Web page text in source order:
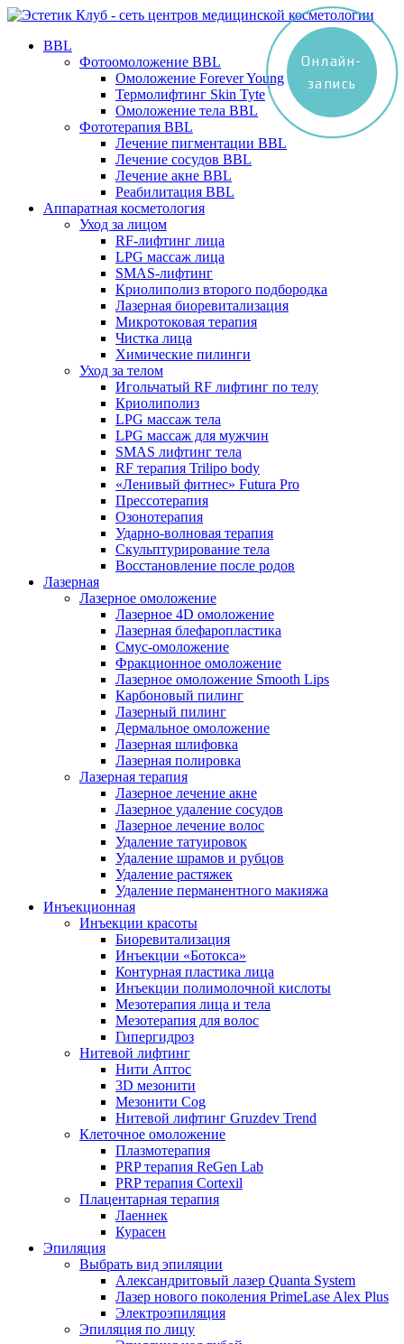
BBL
Фотоомоложение BBL
Омоложение Forever Young
Термолифтинг Skin Tyte
Омоложение тела BBL
Фототерапия BBL
Лечение пигментации BBL
Лечение сосудов BBL
Лечение акне BBL
Реабилитация BBL
Аппаратная косметология
Уход за лицом
RF-лифтинг лица
LPG массаж лица
SMAS-лифтинг
Криолиполиз второго подбородка
Лазерная биоревитализация
Микротоковая терапия
Чистка лица
Химические пилинги
Уход за телом
Игольчатый RF лифтинг по телу
Криолиполиз
LPG массаж тела
LPG массаж для мужчин
SMAS лифтинг тела
RF терапия Trilipo body
«Ленивый фитнес» Futura Pro
Прессотерапия
Озонотерапия
Ударно-волновая терапия
Скульптурирование тела
Восстановление после родов
Лазерная
Лазерное омоложение
Лазерное 4D омоложение
Лазерная блефаропластика
Смус-омоложение
Фракционное омоложение
Лазерное омоложение Smooth Lips
Карбоновый пилинг
Лазерный пилинг
Дермальное омоложение
Лазерная шлифовка
Лазерная полировка
Лазерная терапия
Лазерное лечение акне
Лазерное удаление сосудов
Лазерное лечение волос
Удаление татуировок
Удаление шрамов и рубцов
Удаление растяжек
Удаление перманентного макияжа
Инъекционная
Инъекции красоты
Биоревитализация
Инъекции «Ботокса»
Контурная пластика лица
Инъекции полимолочной кислоты
Мезотерапия лица и тела
Мезотерапия для волос
Гипергидроз
Нитевой лифтинг
Нити Аптос
3D мезонити
Мезонити Cog
Нитевой лифтинг Gruzdev Trend
Клеточное омоложение
Плазмотерапия
PRP терапия ReGen Lab
PRP терапия Cortexil
Плацентарная терапия
Лаеннек
Курасен
Эпиляция
Выбрать вид эпиляции
Александритовый лазер Quanta System
Лазер нового поколения PrimeLase Alex Plus
Электроэпиляция
Эпиляция по лицу
Онлайн-
запись